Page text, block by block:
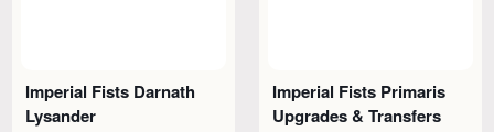
Imperial Fists Darnath
Lysander
Imperial Fists Primaris
Upgrades & Transfers